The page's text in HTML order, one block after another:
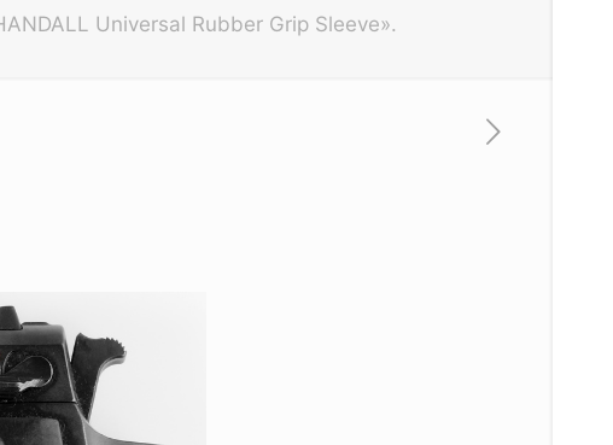
Universal Rubber Grip Sleeve».